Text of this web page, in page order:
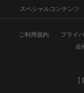
スペシャルコンテンツ
ご利用規約 プライ
会
[